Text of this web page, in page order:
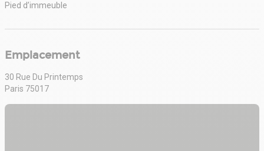
Pied d’immeuble
Emplacement
30 Rue Du Printemps
Paris 75017